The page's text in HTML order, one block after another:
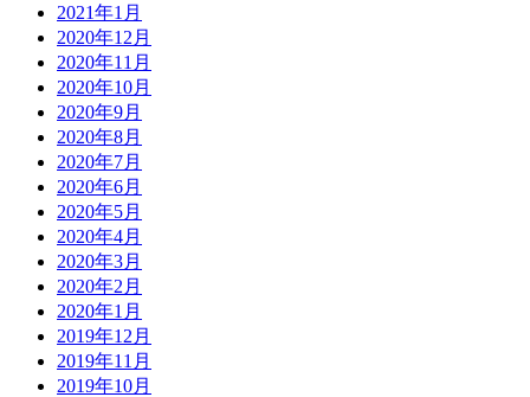
2021年1月
2020年12月
2020年11月
2020年10月
2020年9月
2020年8月
2020年7月
2020年6月
2020年5月
2020年4月
2020年3月
2020年2月
2020年1月
2019年12月
2019年11月
2019年10月